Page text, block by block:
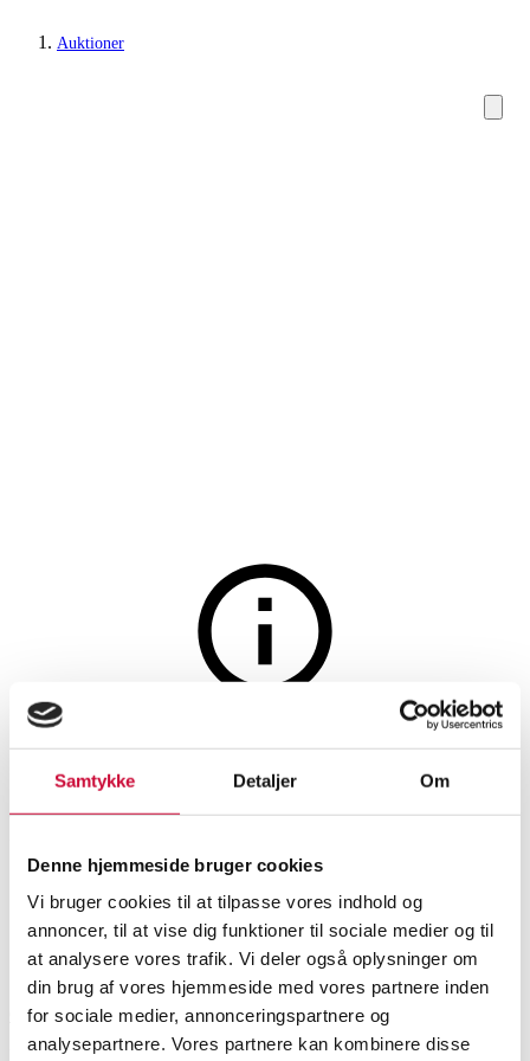
Samtykke Detaljer Om
Denne hjemmeside bruger cookies
Vi bruger cookies til at tilpasse vores indhold og
annoncer, til at vise dig funktioner til sociale medier og til
at analysere vores trafik. Vi deler også oplysninger om
din brug af vores hjemmeside med vores partnere inden
for sociale medier, annonceringspartnere og
analysepartnere. Vores partnere kan kombinere disse
Auktioner
Vin
36 fl. Menicucci, Trecciaia,
Rosso Campania, 2020. (OC).
(36)
SHOWROOM
Odense
VURDERING
DKK 1.500
VARENUMMER
6537409
Momsvare